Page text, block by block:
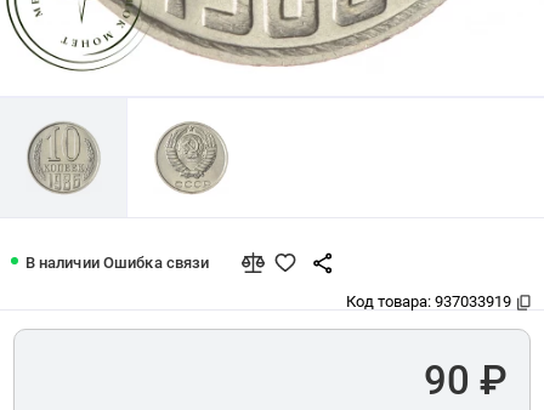
В наличии Ошибка связи
Код товара: 937033919
90 ₽